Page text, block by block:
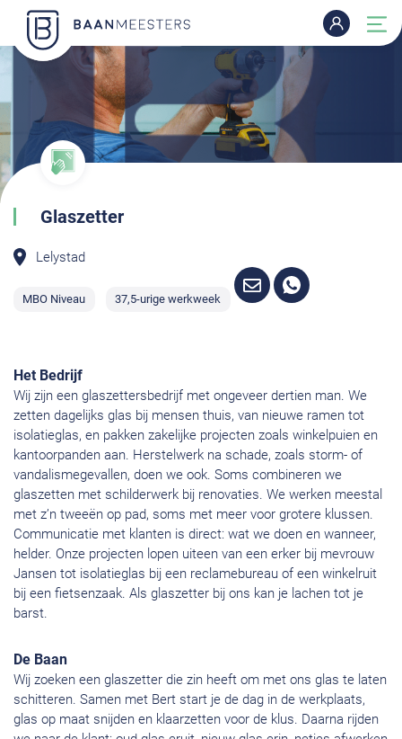
Glaszetter
Lelystad
MBO Niveau 37,5-urige werkweek
Het Bedrijf
Wij zijn een glaszettersbedrijf met ongeveer dertien man. We
zetten dagelijks glas bij mensen thuis, van nieuwe ramen tot
isolatieglas, en pakken zakelijke projecten zoals winkelpuien en
kantoorpanden aan. Herstelwerk na schade, zoals storm- of
vandalismegevallen, doen we ook. Soms combineren we
glaszetten met schilderwerk bij renovaties. We werken meestal
met z’n tweeën op pad, soms met meer voor grotere klussen.
Communicatie met klanten is direct: wat we doen en wanneer,
helder. Onze projecten lopen uiteen van een erker bij mevrouw
Jansen tot isolatieglas bij een reclamebureau of een winkelruit
bij een fietsenzaak. Als glaszetter bij ons kan je lachen tot je
barst.
De Baan
Wij zoeken een glaszetter die zin heeft om met ons glas te laten
schitteren. Samen met Bert start je de dag in de werkplaats,
glas op maat snijden en klaarzetten voor de klus. Daarna rijden